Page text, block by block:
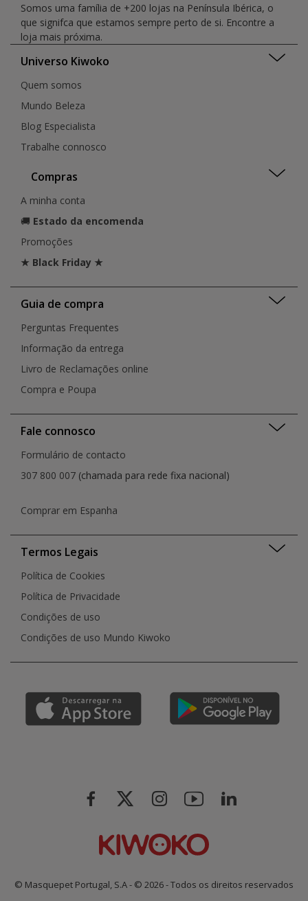
Somos uma família de +200 lojas na Península Ibérica, o
que signifca que estamos sempre perto de si. Encontre a
loja mais próxima.
Universo Kiwoko
Quem somos
Mundo Beleza
Blog Especialista
Trabalhe connosco
Compras
A minha conta
🚚 Estado da encomenda
Promoções
★ Black Friday ★
Guia de compra
Perguntas Frequentes
Informação da entrega
Livro de Reclamações online
Compra e Poupa
Fale connosco
Formulário de contacto
307 800 007 (chamada para rede fixa nacional)
Comprar em Espanha
Termos Legais
Política de Cookies
Política de Privacidade
Condições de uso
Condições de uso Mundo Kiwoko
© Masquepet Portugal, S.A - © 2026 - Todos os direitos reservados